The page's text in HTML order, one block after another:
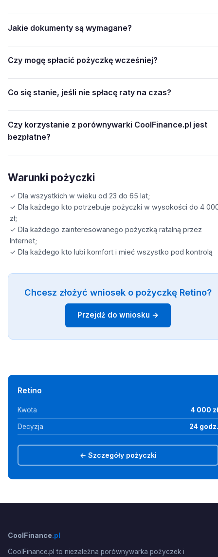
Jakie dokumenty są wymagane?
Czy mogę spłacić pożyczkę wcześniej?
Co się stanie, jeśli nie spłacę raty na czas?
Czy korzystanie z porównywarki CoolFinance.pl jest
bezpłatne?
Warunki pożyczki
✓ Dla wszystkich w wieku od 23 do 65 lat;
✓ Dla każdego kto potrzebuje pożyczki w wysokości do 4
zł;
✓ Dla każdego zainteresowanego pożyczką ratalną przez
Internet;
✓ Dla każdego kto lubi komfort i mieć wszystko pod kontrolą
Chcesz złożyć wniosek o pożyczkę Retino?
Przejdź do wniosku →
Retino
Kwota 4 000 zł
Decyzja 24 godz.
← Szczegóły pożyczki
CoolFinance.pl
CoolFinance.pl to niezależna porównywarka pożyczek i